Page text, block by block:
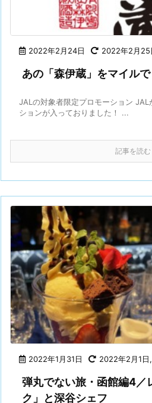
2022年2月24日 2022年2月25
あの「森伊蔵」をマイルで
JALの対象者限定プロモーション JAL
ションが入っておりました！ ...
記事を読む
2022年1月31日 2022年2月1日,
弾丸でない旅・函館編4／
ク」と深谷シェフ